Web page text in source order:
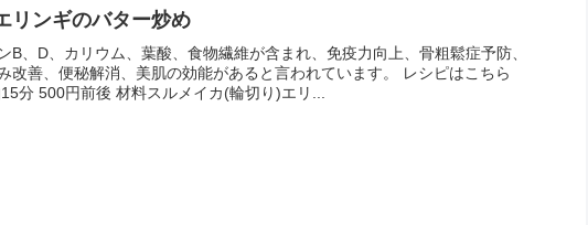
リンギのバター炒め
B、D、カリウム、葉酸、食物繊維が含まれ、免疫力向上、骨粗鬆症予防、
改善、便秘解消、美肌の効能があると言われています。 レシピはこちら
15分 500円前後 材料スルメイカ(輪切り)エリ...